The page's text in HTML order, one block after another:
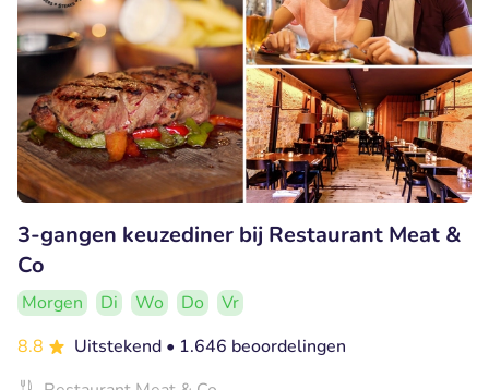
3-gangen keuzediner bij Restaurant Meat &
Co
Morgen Di Wo Do
Vr
8.8
Uitstekend • 1.646 beoordelingen